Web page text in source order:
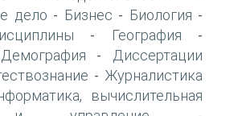
дело - Бизнес - Биология -
- География -
Демография -
Диссертации
- Журналистика
вычислительная